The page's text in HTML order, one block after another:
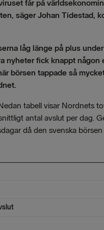
får på
säger Johan Tidestad,
låg länge på plus
nyheter fick knappt någon
börsen tappade så
tabell visar Nordnets
antal avslut per dag.
då den svenska